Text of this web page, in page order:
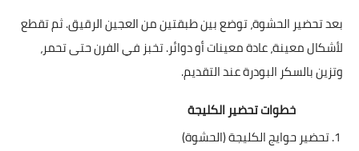
بعد تحضير الحشوة، توضع بين طبقتين من العجين الرقيق. ثم تقطع
لأشكال معينة، عادة معينات أو دوائر. تخبز في الفرن حتى تحمر،
وتزين بالسكر البودرة عند التقديم.
خطوات تحضير الكليجة
1. تحضير حوايج الكليجة (الحشوة)